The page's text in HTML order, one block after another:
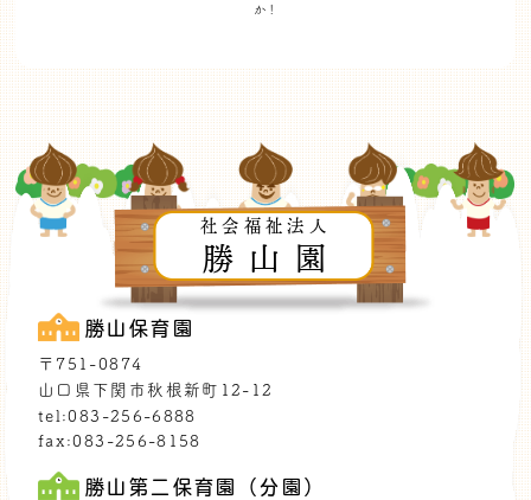
か！
社会福祉法人
勝山園
勝山保育園
〒751-0874
山口県下関市秋根新町12-12
tel:083-256-6888
fax:083-256-8158
勝山第二保育園（分園）